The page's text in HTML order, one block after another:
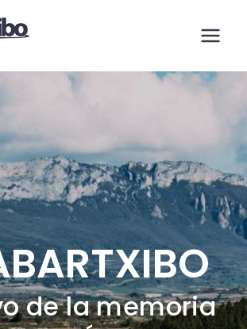
de la memoria